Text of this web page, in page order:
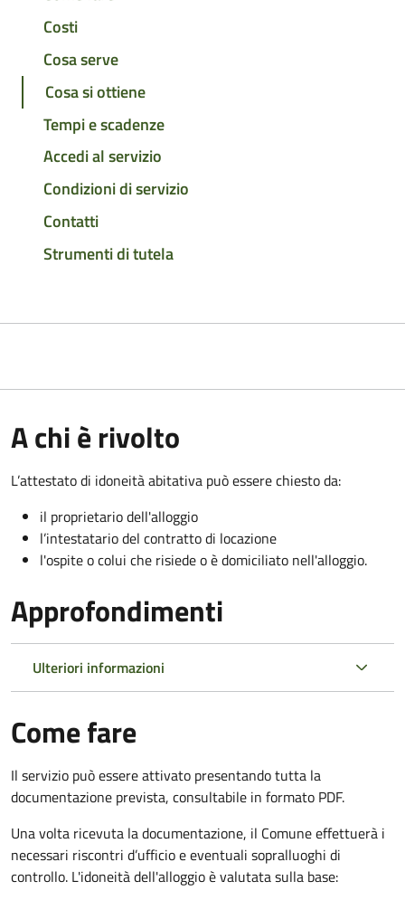
Costi
Cosa serve
Cosa si ottiene
Tempi e scadenze
Accedi al servizio
Condizioni di servizio
Contatti
Strumenti di tutela
A chi è rivolto
L’attestato di idoneità abitativa può essere chiesto da:
il proprietario dell'alloggio
l’intestatario del contratto di locazione
l'ospite o colui che risiede o è domiciliato nell'alloggio.
Approfondimenti
Ulteriori informazioni
Come fare
Il servizio può essere attivato presentando tutta la
documentazione prevista, consultabile in formato PDF.
Una volta ricevuta la documentazione, il Comune effettuerà i
necessari riscontri d’ufficio e eventuali sopralluoghi di
controllo. L'idoneità dell'alloggio è valutata sulla base: